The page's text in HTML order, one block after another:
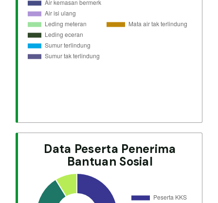
Data Peserta Penerima
Bantuan Sosial